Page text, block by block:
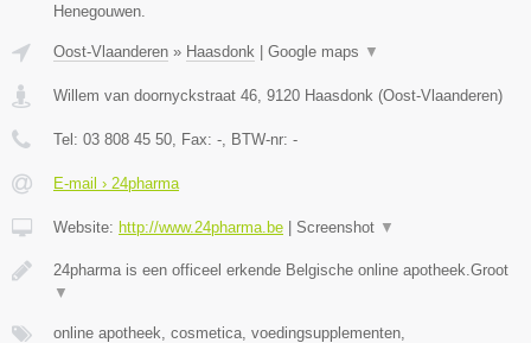
Henegouwen.
Oost-Vlaanderen » Haasdonk Google maps ▼
Willem van doornyckstraat 46 9120 Haasdonk (Oost-Vlaanderen)
Tel: 03 808 45 50 , Fax: - , BTW-nr: -
E-mail › 24pharma
Website: http://www.24pharma.be Screenshot ▼
24pharma is een officeel erkende Belgische online apotheek.Groot
▼
online apotheek, cosmetica, voedingsupplementen,